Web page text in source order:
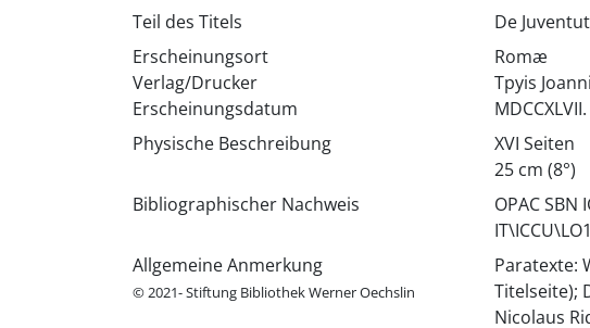
Teil des Titels
De
Erscheinungsort
Verlag/Drucker
Erscheinungsdatum
Romæ
Tpyis
Physische Beschreibung
XVI Seiten
25 cm (8°)
Bibliographischer Nachweis
OPAC SBN
Allgemeine Anmerkung
© 2021- Stiftung Bibliothek Werner Oechslin
Paratexte:
Titelseite);
Nicolaus